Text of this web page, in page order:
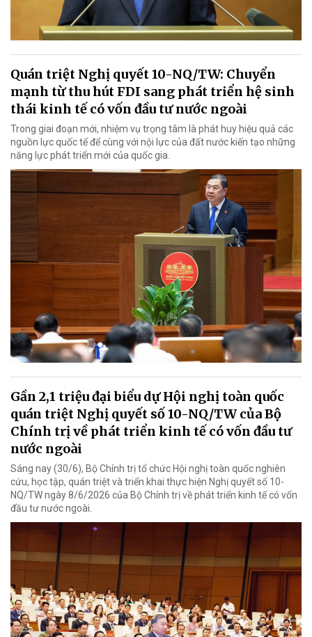
Quán triệt Nghị quyết 10-NQ/TW: Chuyển
mạnh từ thu hút FDI sang phát triển hệ sinh
thái kinh tế có vốn đầu tư nước ngoài
Trong giai đoạn mới, nhiệm vụ trọng tâm là phát huy hiệu quả các
nguồn lực quốc tế để cùng với nội lực của đất nước kiến tạo những
năng lực phát triển mới của quốc gia.
Gần 2,1 triệu đại biểu dự Hội nghị toàn quốc
quán triệt Nghị quyết số 10-NQ/TW của Bộ
Chính trị về phát triển kinh tế có vốn đầu tư
nước ngoài
Sáng nay (30/6), Bộ Chính trị tổ chức Hội nghị toàn quốc nghiên
cứu, học tập, quán triệt và triển khai thực hiện Nghị quyết số 10-
NQ/TW ngày 8/6/2026 của Bộ Chính trị về phát triển kinh tế có vốn
đầu tư nước ngoài.